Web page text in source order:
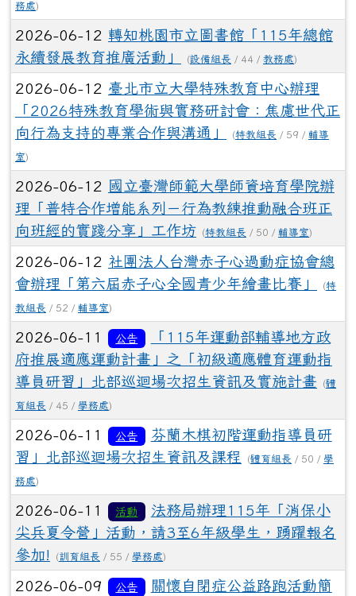
務處)
2026-06-12 轉知桃園市立圖書館「115年總館
永續發展教育推廣活動」
(設備組長 / 44 / 教務處)
2026-06-12 臺北市立大學特殊教育中心辦理
「2026特殊教育學術與實務研討會：焦慮世代正
向行為支持的專業合作與溝通」
(特教組長 / 59 / 輔導
室)
2026-06-12
國立臺灣師範大學師資培育學院辦
理「普特合作增能系列－行為教練推動融合班正
向班經的實踐分享」工作坊
(特教組長 / 50 / 輔導室)
2026-06-12 社團法人台灣赤子心過動症協會總
會辦理「第六屆赤子心全國青少年繪畫比賽」
(特
教組長 / 52 / 輔導室)
2026-06-11 公告
「115年運動部輔導地方政
府推展適應運動計畫」之「初級適應體育運動指
導員研習」北部巡迴場次招生資訊及實施計畫
(體
育組長 / 45 / 學務處)
2026-06-11 公告
芬蘭木棋初階運動指導員研
習」北部巡迴場次招生資訊及課程
(體育組長 / 50 / 學
務處)
2026-06-11 活動
法務局辦理115年「消保小
尖兵夏令營」活動，請3至6年級學生，踴躍報名
參加!
(訓育組長 / 55 / 學務處)
2026-06-09 公告 關懷自閉症公益路跑活動簡